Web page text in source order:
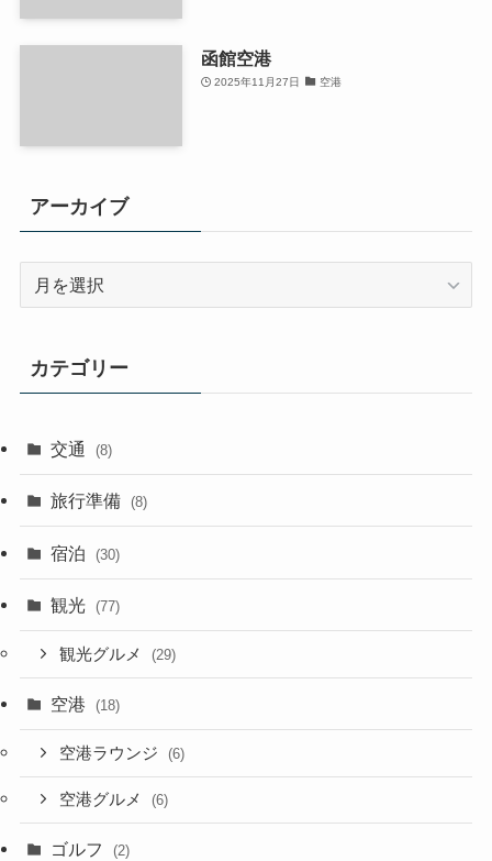
函館空港
2025年11月27日 空港
アーカイブ
ブ
カテゴリー
交通 (8)
旅行準備 (8)
宿泊 (30)
観光 (77)
観光グルメ (29)
空港 (18)
空港ラウンジ (6)
空港グルメ (6)
ゴルフ (2)